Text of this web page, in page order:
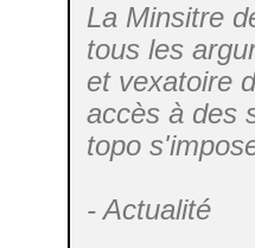
La Minsitre
tous les
et vexatoire
accès à des
topo
- Actualité